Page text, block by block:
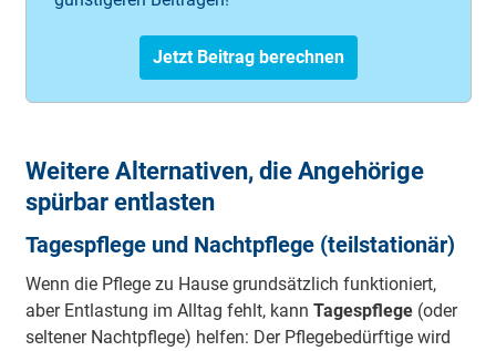
Jetzt Beitrag berechnen
Weitere Alternativen, die Angehörige
spürbar entlasten
Tagespflege und Nachtpflege (teilstationär)
Wenn die Pflege zu Hause grundsätzlich funktioniert,
aber Entlastung im Alltag fehlt, kann Tagespflege(oder
seltener Nachtpflege) helfen: Der Pflegebedürftige wird